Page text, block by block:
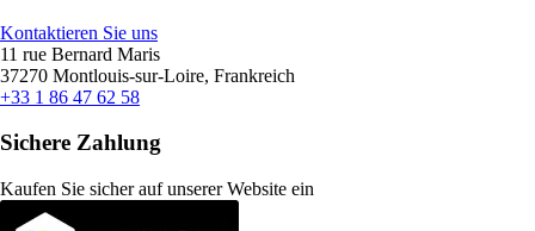
Kontaktieren Sie uns
11 rue Bernard Maris
37270 Montlouis-sur-Loire, Frankreich
+33 1 86 47 62 58
Sichere Zahlung
Kaufen Sie sicher auf unserer Website ein